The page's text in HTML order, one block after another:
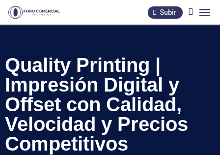
Skip
Subir
Quality Printing |
Impresión Digital y
Offset con Calidad,
Velocidad y Precios
Competitivos